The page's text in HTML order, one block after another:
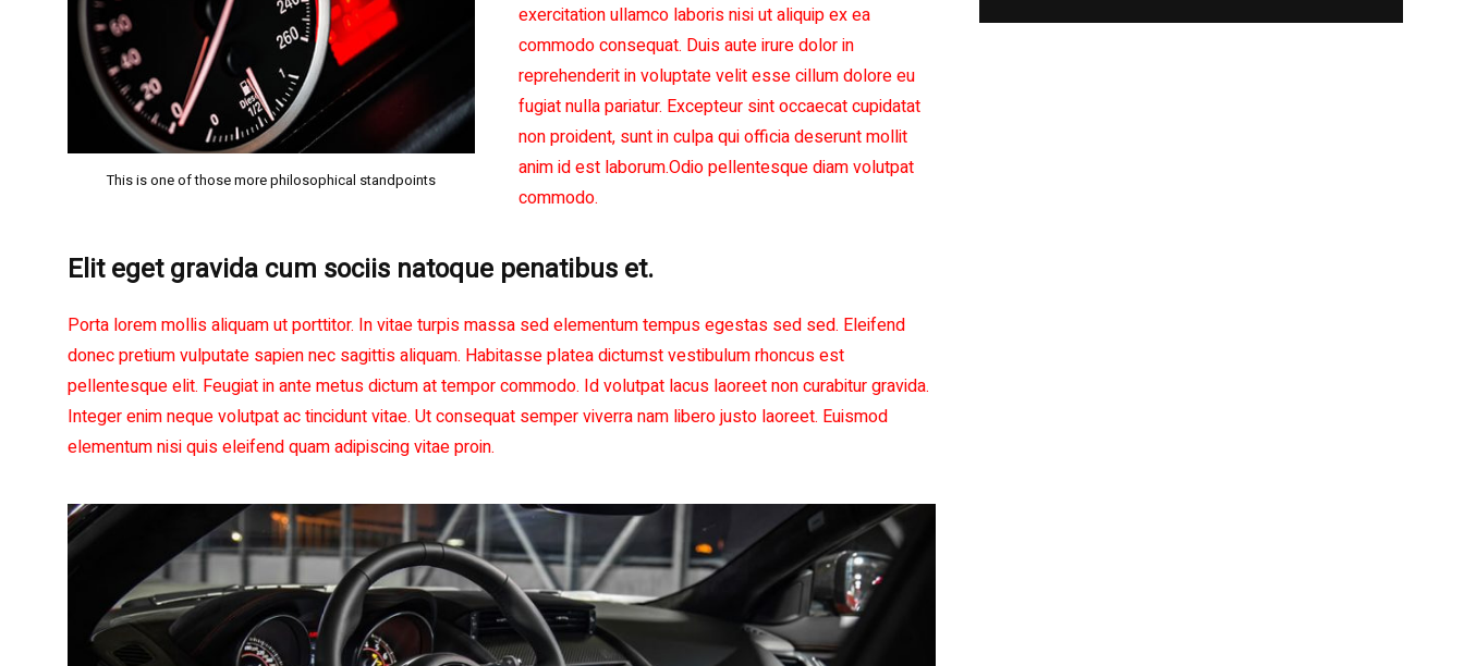
This is one of those more philosophical standpoints
exercitation ullamco laboris nisi ut aliquip ex ea
commodo consequat. Duis aute irure dolor in
reprehenderit in voluptate velit esse cillum dolore eu
fugiat nulla pariatur. Excepteur sint occaecat cupidatat
non proident, sunt in culpa qui officia deserunt mollit
anim id est laborum.Odio pellentesque diam volutpat
commodo.
Elit eget gravida cum sociis natoque penatibus et.
Porta lorem mollis aliquam ut porttitor. In vitae turpis massa sed elementum tempus egestas sed sed. Eleifend
donec pretium vulputate sapien nec sagittis aliquam. Habitasse platea dictumst vestibulum rhoncus est
pellentesque elit. Feugiat in ante metus dictum at tempor commodo. Id volutpat lacus laoreet non curabitur gravida.
Integer enim neque volutpat ac tincidunt vitae. Ut consequat semper viverra nam libero justo laoreet. Euismod
elementum nisi quis eleifend quam adipiscing vitae proin.